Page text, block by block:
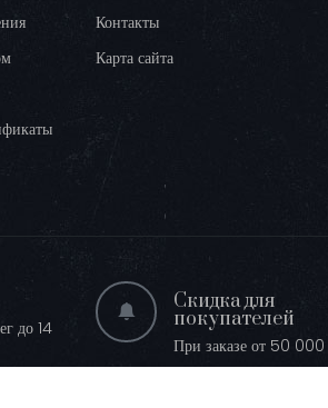
Контакты
Карта сайта
до 14
Скидка для
покупателей
При заказе от 50 000